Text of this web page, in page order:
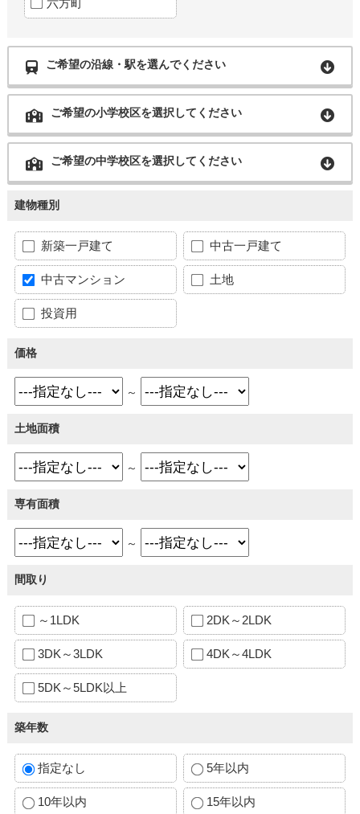
ご希望の沿線・駅を選んでください
ご希望の小学校区を選択してください
ご希望の中学校区を選択してください
建物種別
新築一戸建て 中古一戸建て
中古マンション 土地
投資用
価格
～
土地面積
～
専有面積
～
間取り
～1LDK 2DK～2LDK
3DK～3LDK 4DK～4LDK
5DK～5LDK以上
築年数
指定なし 5年以内
10年以内 15年以内